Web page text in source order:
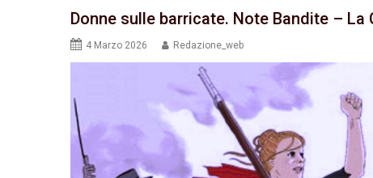
Donne sulle barricate. Note Bandite – La
4 Marzo 2026 Redazione_web